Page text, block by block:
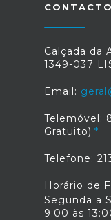
Calçada da
1349-037
Email:
Telemóvel:
Gratuito)
Telefone:
Horário de
Segunda a
9:00 às